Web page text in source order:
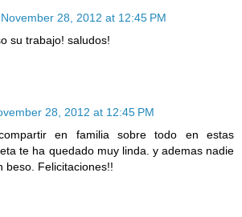
November 28, 2012 at 12:45 PM
su trabajo! saludos!
28, 2012 at 12:45 PM
en familia sobre todo en estas
te ha quedado muy linda. y ademas nadie
beso. Felicitaciones!!